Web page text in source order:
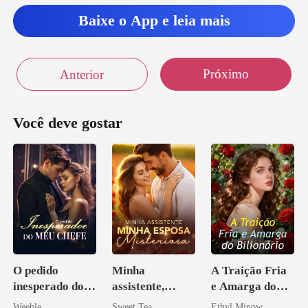
Baixe o App e leia mais
Anterior Próximo
Você deve gostar
O pedido
inesperado do
meu chefe
Minha
assistente,
minha esposa
A Traição Fria
e Amarga do
Bilionário